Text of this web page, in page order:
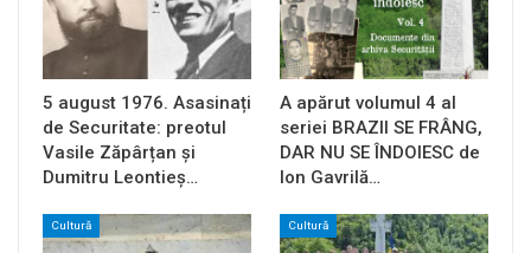
5 august 1976. Asasinați
de Securitate: preotul
Vasile Zăpârțan și
Dumitru Leontieș…
A apărut volumul 4 al
seriei BRAZII SE FRÂNG,
DAR NU SE ÎNDOIESC de
Ion Gavrilă…
Cultură Cultură